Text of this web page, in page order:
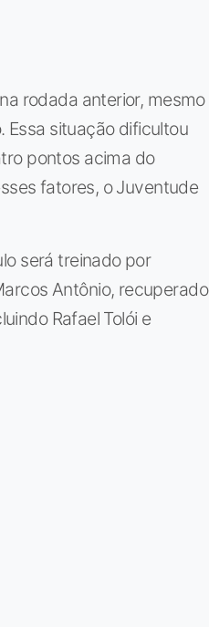
rodada anterior, mesmo
Essa situação dificultou
pontos acima do
fatores, o Juventude
será treinado por
Antônio, recuperado
Rafael Tolói e